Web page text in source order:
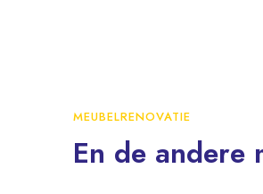
MEUBELRENOVATIE
En de andere